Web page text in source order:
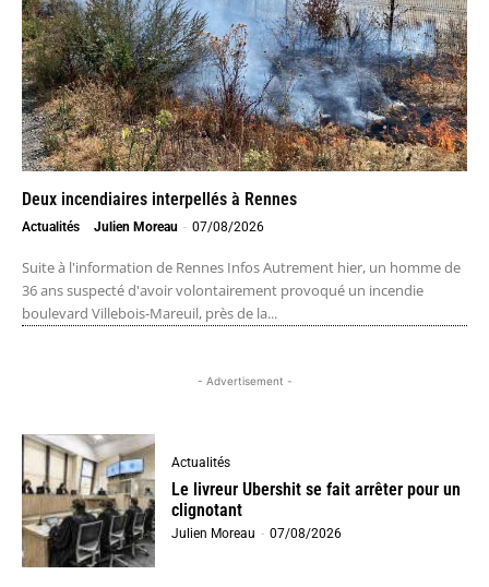
Deux incendiaires interpellés à Rennes
Actualités Julien Moreau - 07/08/2026
Suite à l'information de Rennes Infos Autrement hier, un homme de
36 ans suspecté d'avoir volontairement provoqué un incendie
boulevard Villebois-Mareuil, près de la...
- Advertisement -
Actualités
Le livreur Ubershit se fait arrêter pour un
clignotant
Julien Moreau - 07/08/2026